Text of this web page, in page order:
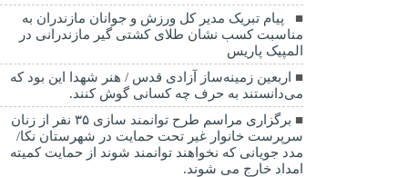
‍ ‍ پیام تبریک مدیر کل ورزش و جوانان مازندران به
مناسبت کسب نشان طلای کشتی گیر مازندرانی در
المپیک پاریس
اربعین زمینه‌ساز آزادی قدس / هنر شهدا این بود که
می‌دانستند به حرف چه کسانی گوش کنند.
برگزاری مراسم طرح توانمند سازی ۳۵ نفر از زنان
سرپرست خانوار غیر تحت حمایت در شهرستان نکا/
مدد جویانی که نخواهند توانمند شوند از حمایت کمیته
امداد خارج می شوند.